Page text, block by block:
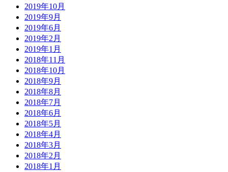
2019年10月
2019年9月
2019年6月
2019年2月
2019年1月
2018年11月
2018年10月
2018年9月
2018年8月
2018年7月
2018年6月
2018年5月
2018年4月
2018年3月
2018年2月
2018年1月